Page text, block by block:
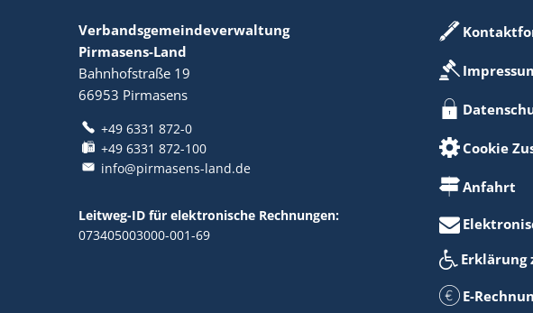
Verbandsgemeindeverwaltung
Pirmasens-Land
Bahnhofstraße 19
66953 Pirmasens
+49 6331 872-0
+49 6331 872-100
info@pirmasens-land.de
Leitweg-ID für elektronische Rechnungen:
073405003000-001-69
Cookie
Anfahrt
E-